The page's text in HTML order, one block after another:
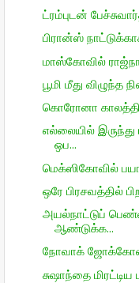
ட்ரம்புடன்
பிரான்ஸ்
மாஸ்கோவில்
பூமி மீது விழுந்த
கொரோனா
எல்லையில்
ஒப...
மெக்ஸிகோவில்
ஒரே பிரசவத்தில்
அயல்நாட்டுப்
ஆண்டுக்க...
நோவாக்
சுஷாந்தை